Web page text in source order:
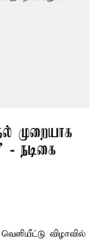
முறையாக
நடிகை
விழாவில்